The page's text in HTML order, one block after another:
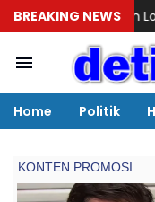
BREAKING NEWS
Lokasi Mencuat,
Home Politik